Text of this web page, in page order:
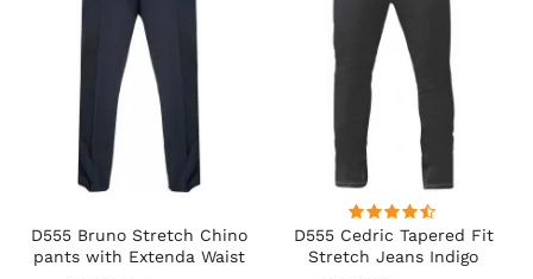
D555 Bruno Stretch Chino
pants with Extenda Waist
D555 Cedric Tapered Fit
Stretch Jeans Indigo